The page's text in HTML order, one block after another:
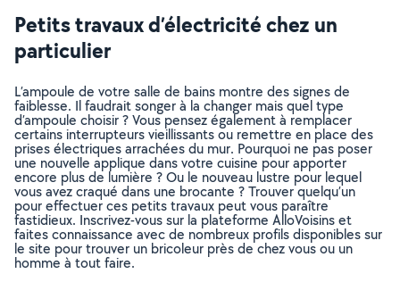
Petits travaux d’électricité chez un
particulier
L’ampoule de votre salle de bains montre des signes de
faiblesse. Il faudrait songer à la changer mais quel type
d’ampoule choisir ? Vous pensez également à remplacer
certains interrupteurs vieillissants ou remettre en place des
prises électriques arrachées du mur. Pourquoi ne pas poser
une nouvelle applique dans votre cuisine pour apporter
encore plus de lumière ? Ou le nouveau lustre pour lequel
vous avez craqué dans une brocante ? Trouver quelqu’un
pour effectuer ces petits travaux peut vous paraître
fastidieux. Inscrivez-vous sur la plateforme AlloVoisins et
faites connaissance avec de nombreux profils disponibles sur
le site pour trouver un bricoleur près de chez vous ou un
homme à tout faire.